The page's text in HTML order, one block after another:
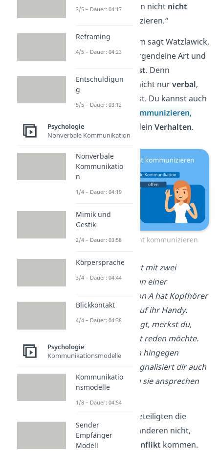
kann, kann man nicht nicht
kommunizieren.“
Mit dem ersten Axiom sagt Watzlawick,
dass duimmerauf irgendeine Art und
kommunizierst. Denn
Kommunikation ist nicht nurverbal,
also das was du sagst. Du kannst auch
Arten kommunizieren,
zum Beispiel durch dein Verhalten.
Man kann nicht nicht kommunizieren
Beispiel:Du stehst mit zwei
weiteren Personen an einer
Bushaltestelle. Person A hat Kopfhörer
im Ohr und schaut auf ihr Handy.
Obwohl sie nichts sagt, merkst du,
dass sie gerade nicht reden möchte.
Person B lächelt dich hingegen
freundlich an. Das signalisiert dir auch
ohne Worte, dass du sie ansprechen
Versteht einer der Beteiligten die
Körpersprache
des anderen nicht,
kann es zu einem
Konflikt kommen.
3/5 – Dauer: 04:17
Reframing
4/5 – Dauer: 04:23
Entschuldigun
g
5/5 – Dauer: 03:12
Psychologie
Nonverbale Kommunikation
Nonverbale
Kommunikatio
n
1/4 – Dauer: 04:19
Mimik und
Gestik
2/4 – Dauer: 03:58
Körpersprache
3/4 – Dauer: 04:44
Blickkontakt
4/4 – Dauer: 04:38
Psychologie
Kommunikationsmodelle
Kommunikatio
nsmodelle
1/8 – Dauer: 04:54
Sender
Empfänger
Modell